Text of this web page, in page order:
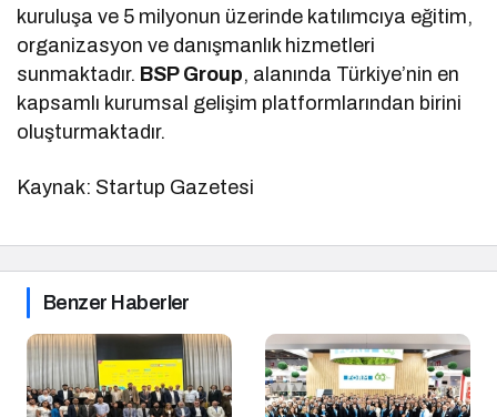
kuruluşa ve 5 milyonun üzerinde katılımcıya eğitim,
organizasyon ve danışmanlık hizmetleri
sunmaktadır. BSP Group, alanında Türkiye’nin en
kapsamlı kurumsal gelişim platformlarından birini
oluşturmaktadır.
Kaynak: Startup Gazetesi
Benzer Haberler